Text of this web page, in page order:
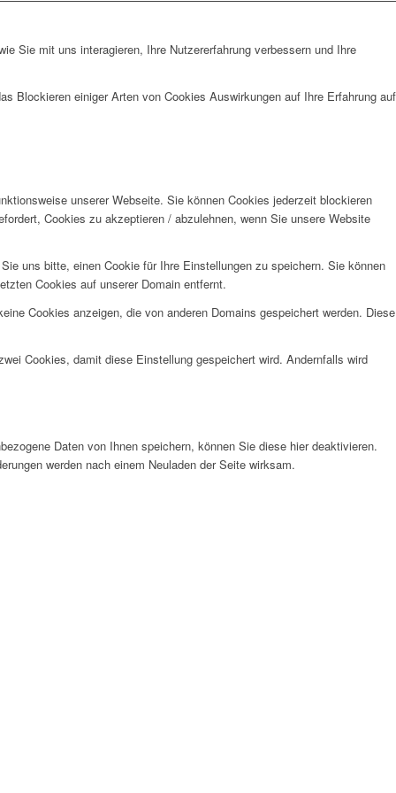
Sie mit uns interagieren, Ihre Nutzererfahrung verbessern und Ihre
Blockieren einiger Arten von Cookies Auswirkungen auf Ihre Erfahrung auf
unserer Webseite. Sie können Cookies jederzeit blockieren
Cookies zu akzeptieren / abzulehnen, wenn Sie unsere Website
uns bitte, einen Cookie für Ihre Einstellungen zu speichern. Sie können
Cookies auf unserer Domain entfernt.
Cookies anzeigen, die von anderen Domains gespeichert werden. Diese
Cookies, damit diese Einstellung gespeichert wird. Andernfalls wird
Daten von Ihnen speichern, können Sie diese hier deaktivieren.
werden nach einem Neuladen der Seite wirksam.